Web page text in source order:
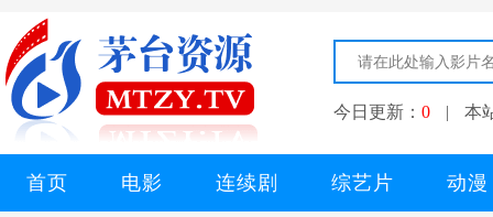
今日更新： 0 | 本
首页 电影 连续剧 综艺片 动漫